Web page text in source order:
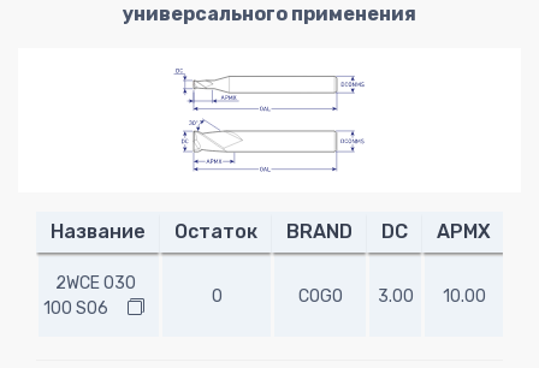
универсального применения
Название Остаток BRAND DC APMX
2WCE 030
100 S06
0 COGO 3.00 10.00